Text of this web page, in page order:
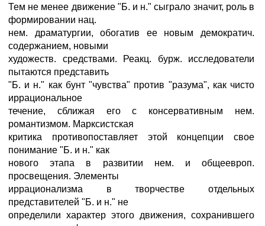
Тем не менее движение "Б. и н." сыграло значит, роль в
формировании нац.
нем. драматургии, обогатив ее новым демократич.
содержанием, новыми
художеств. средствами. Реакц. бурж. исследователи
пытаются представить
"Б. и н." как бунт "чувства" против "разума", как чисто
иррациональное
течение, сближая его с консервативным нем.
романтизмом. Марксистская
критика противопоставляет этой концепции свое
понимание "Б. и н." как
нового этапа в развитии нем. и общеевроп.
просвещения. Элементы
иррационализма в творчестве отдельных
представителей "Б. и н." не
определили характер этого движения, сохранившего